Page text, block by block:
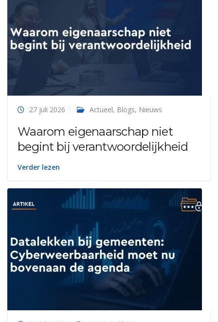
27 juli 2026 Actueel, Blogs, Nieuws
Waarom eigenaarschap niet
begint bij verantwoordelijkheid
Verder lezen